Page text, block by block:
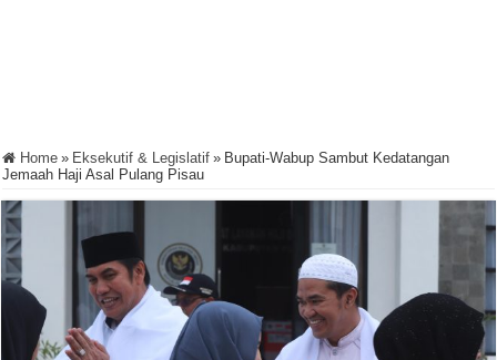
Home » Eksekutif & Legislatif » Bupati-Wabup Sambut Kedatangan
Jemaah Haji Asal Pulang Pisau